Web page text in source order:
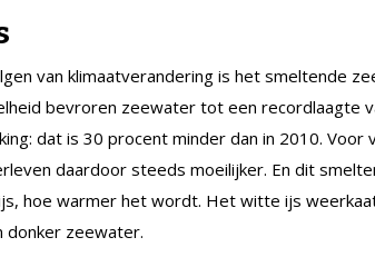
van klimaatverandering is het smeltende
bevroren zeewater tot een recordlaagte
dat is 30 procent minder dan in 2010. Voor
daardoor steeds moeilijker. En dit
hoe warmer het wordt. Het witte ijs
donker zeewater.